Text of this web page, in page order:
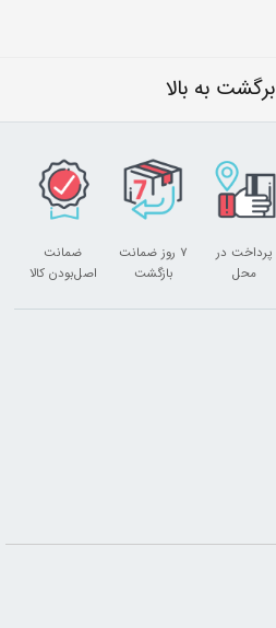
برگشت به بالا
پرداخت در
محل
۷ روز ضمانت
بازگشت
ضمانت
اصل‌بودن کالا